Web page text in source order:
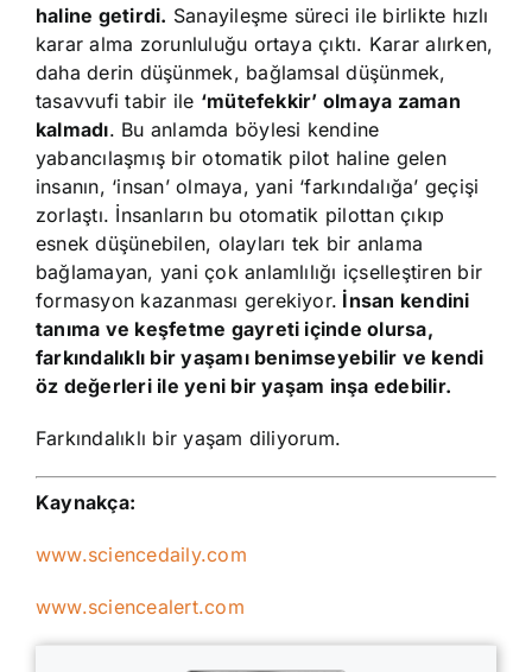
haline getirdi. Sanayileşme süreci ile birlikte hızlı
karar alma zorunluluğu ortaya çıktı. Karar alırken,
daha derin düşünmek, bağlamsal düşünmek,
tasavvufi tabir ile ‘mütefekkir’ olmaya zaman
kalmadı. Bu anlamda böylesi kendine
yabancılaşmış bir otomatik pilot haline gelen
insanın, ‘insan’ olmaya, yani ‘farkındalığa’ geçişi
zorlaştı. İnsanların bu otomatik pilottan çıkıp
esnek düşünebilen, olayları tek bir anlama
bağlamayan, yani çok anlamlılığı içselleştiren bir
formasyon kazanması gerekiyor. İnsan kendini
tanıma ve keşfetme gayreti içinde olursa,
farkındalıklı bir yaşamı benimseyebilir ve kendi
öz değerleri ile yeni bir yaşam inşa edebilir.
Farkındalıklı bir yaşam diliyorum.
Kaynakça:
www.sciencedaily.com
www.sciencealert.com